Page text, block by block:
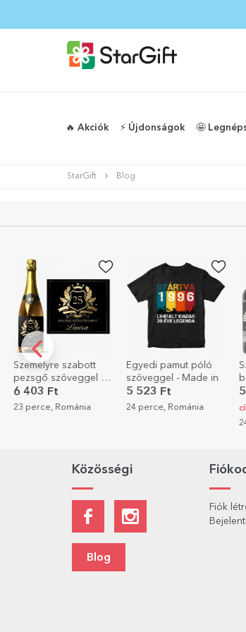
🔥 Akciók ⚡️ Újdonságok 🤩
StarGift Blog
Személyre szabott
pezsgő szöveggel -
Royalty
6 403 Ft
23 perce, Románia
Egyedi pamut póló
szöveggel - Made in
5 523 Ft
24 perce, Románia
Közösségi
Blog
Fiók